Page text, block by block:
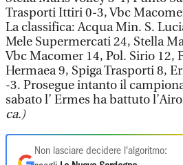
Trasporti Ittiri 0-3, Vbc
La classifica: Acqua Min. S.
Mele Supermercati 24, Stella
Vbc Macomer 14, Pol. Sirio 12,
Hermaea 9, Spiga Trasporti 8,
-3. Prosegue intanto il
sabato l’ Ermes ha battuto
ca.)
Non lasciare decidere l'algoritmo: